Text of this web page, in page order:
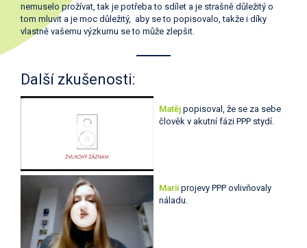
nemuselo prožívat, tak je potřeba to sdílet a je strašně důležitý o
tom mluvit a je moc důležitý, aby se to popisovalo, takže i díky
vlastně vašemu výzkumu se to může zlepšit.
Další zkušenosti:
Matěj popisoval, že se za sebe
člověk v akutní fázi PPP stydí.
Marii projevy PPP ovlivňovaly
náladu.